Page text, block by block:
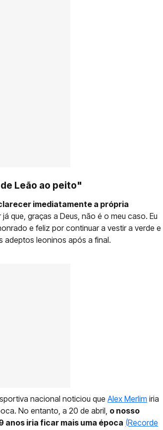
Leão ao peito"
imediatamente a própria
que, graças a Deus, não é o meu caso. Eu
e feliz por continuar a vestir a verde e
adeptos leoninos após a final.
nacional noticiou que Alex Merlim iria
No entanto, a 20 de abril, o nosso
anos iria ficar mais uma época (Recorde